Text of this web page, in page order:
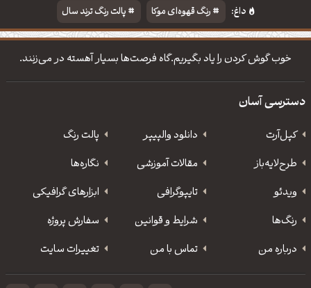
داغ: رنگ قهوه‌ای موکا
پالت رنگ ترند سال
دانلود والپیپر مذهبی
تایپوگرافی شعر مولانا
خوب گوش کردن را یاد بگیریم.گاه فرصت‌ها بسیار آهسته در می‌زنند.
دسترسی آسان
کپل‌آرت دانلود‌ والپیپر
پالت رنگ
طرح‌لایه‌باز
مقالات آموزشی
نگاره‌ها
ویدئو
‌تایپوگرافی
ابزارهای گرافیکی
رنگ‌ها
شرایط و قوانین
سفارش پروژه
درباره من
تماس با من تغییرات سایت